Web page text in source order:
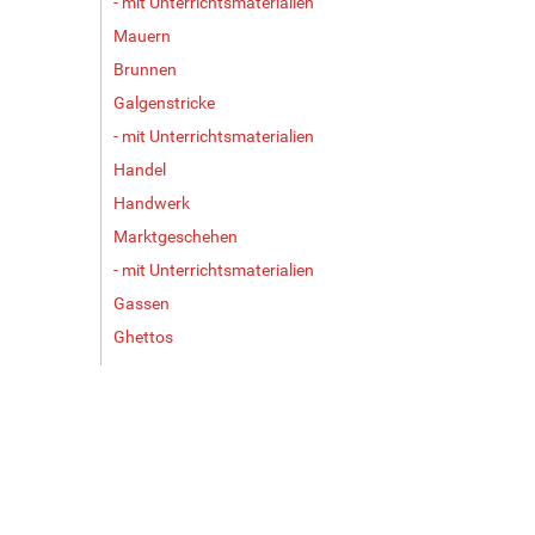
Mauern
Brunnen
Galgenstricke
- mit Unterrichtsmaterialien
Handel
Handwerk
Marktgeschehen
- mit Unterrichtsmaterialien
Gassen
Ghettos